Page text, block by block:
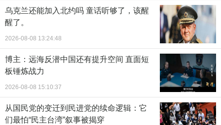
乌克兰还能加入北约吗 童话听够了，该醒
醒了。
2026-08-08 13:24:48
博主：远海反潜中国还有提升空间 直面短
板锤炼战力
2026-08-08 15:10:37
从国民党的变迁到民进党的续命逻辑：它
们最怕“民主台湾”叙事被揭穿